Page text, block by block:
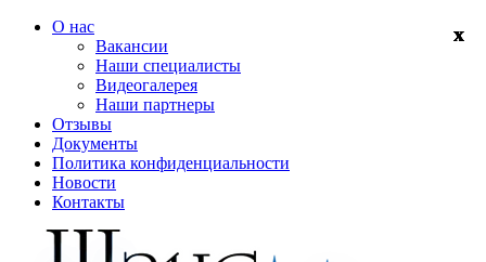
О нас
Вакансии
Наши специалисты
Видеогалерея
Наши партнеры
Отзывы
Документы
Политика конфиденциальности
Новости
Контакты